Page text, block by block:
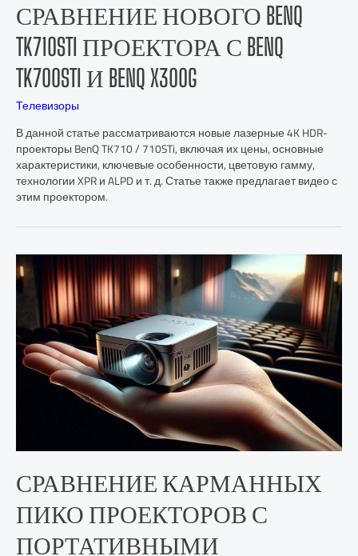
СРАВНЕНИЕ НОВОГО BENQ
TK710STI ПРОЕКТОРА С BENQ
TK700STI И BENQ X300G
Телевизоры
В данной статье рассматриваются новые лазерные 4K HDR-
проекторы BenQ TK710 / 710STi, включая их цены, основные
характеристики, ключевые особенности, цветовую гамму,
технологии XPR и ALPD и т. д. Статье также предлагает видео с
этим проектором.
СРАВНЕНИЕ КАРМАННЫХ
ПИКО ПРОЕКТОРОВ С
ПОРТАТИВНЫМИ